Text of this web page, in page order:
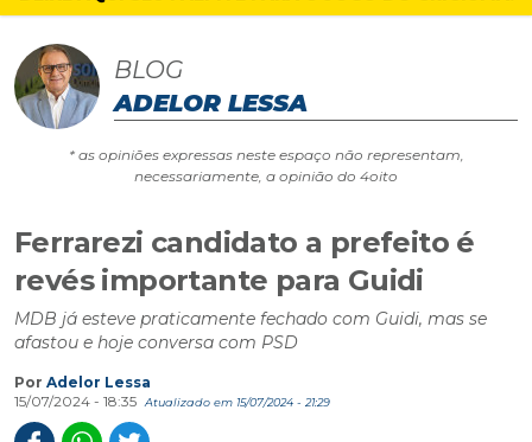
BLOG
ADELOR LESSA
* as opiniões expressas neste espaço não representam,
necessariamente, a opinião do 4oito
Ferrarezi candidato a prefeito é
revés importante para Guidi
MDB já esteve praticamente fechado com Guidi, mas se
afastou e hoje conversa com PSD
Por Adelor Lessa
15/07/2024 - 18:35
Atualizado em 15/07/2024 - 21:29